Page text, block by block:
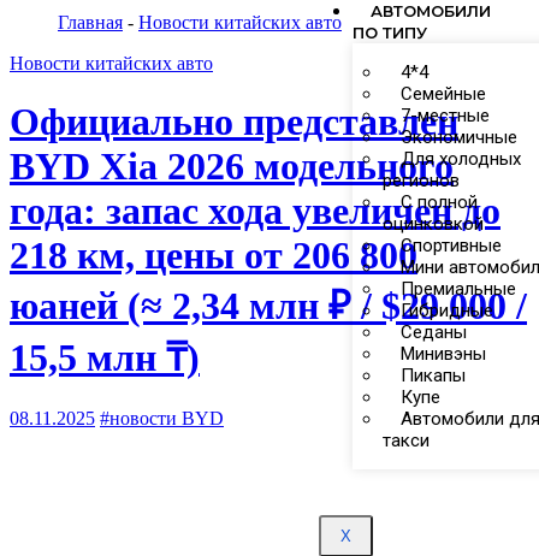
АВТОМОБИЛИ
ПО ТИПУ
4*4
Семейные
7-местные
Экономичные
Для холодных
регионов
С полной
оцинковкой
Спортивные
Мини
Премиальные
Гибридные
Седаны
Минивэны
Пикапы
Купе
Автомобили
такси
X
Главная - Новости китайских авто
Новости китайских авто
Официально представлен
BYD Xia 2026 модельного
года: запас хода увеличен до
218 км, цены от 206 800
юаней (≈ 2,34 млн ₽ / $29 000 /
15,5 млн ₸)
08.11.2025 #новости BYD